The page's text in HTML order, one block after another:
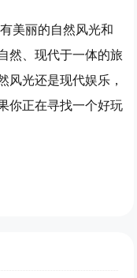
美丽的自然风光和
然、现代于一体的旅
风光还是现代娱乐，
你正在寻找一个好玩